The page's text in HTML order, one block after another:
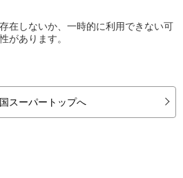
在しないか、一時的に利用できない可
があります。
スーパートップへ